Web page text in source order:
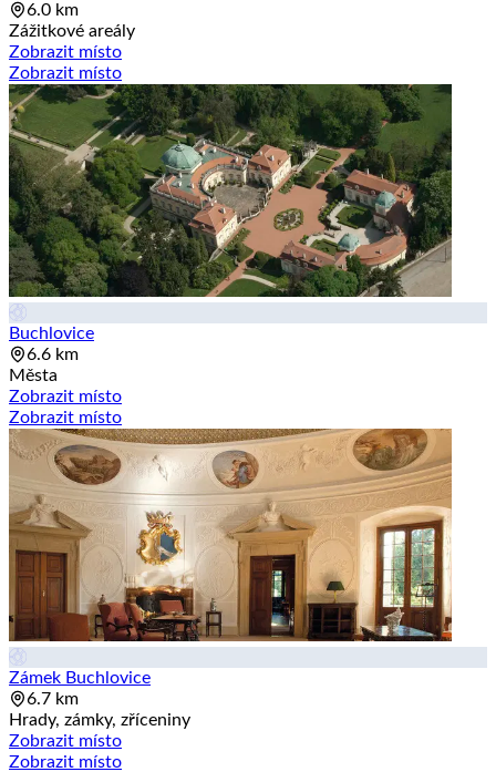
6.0 km
Zážitkové areály
Zobrazit místo
Zobrazit místo
Buchlovice
6.6 km
Města
Zobrazit místo
Zobrazit místo
Zámek Buchlovice
6.7 km
Hrady, zámky, zříceniny
Zobrazit místo
Zobrazit místo